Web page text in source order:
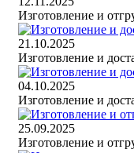
Изготовление и
21.10.2025
Изготовление и
04.10.2025
Изготовление и
25.09.2025
Изготовление и